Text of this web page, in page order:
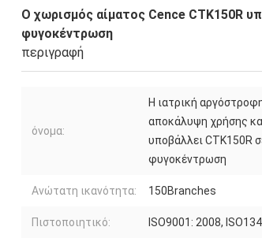
Ο χωρισμός αίματος Cence CTK150R
φυγοκέντρωση
περιγραφή
όνομα:
Η ιατρική
αποκάλυψη χρήσης
υποβάλλει CTK150R
φυγοκέντρωση
Ανώτατη ικανότητα: 150Branches
Πιστοποιητικό: ISO9001: 2008,